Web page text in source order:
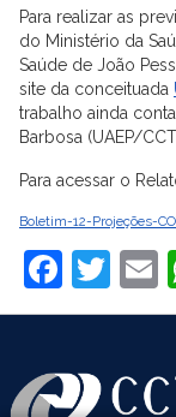
Para realizar as
do Ministério da
Saúde de João
site da conceituada
trabalho ainda
Barbosa (UAEP/
Para acessar o
Boletim-12-Projeções-